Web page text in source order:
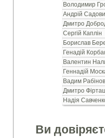
Володимир
Андрій
Дмитро
Сергій Каплін
Борислав
Генадій
Валентин
Геннадій
Вадим
Дмитро
Надія
Ви